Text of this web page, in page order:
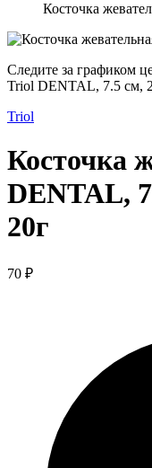
Косточка
Следите за графиком
Triol DENTAL, 7.5 см,
Triol
Косточка
DENTAL,
20г
70 ₽